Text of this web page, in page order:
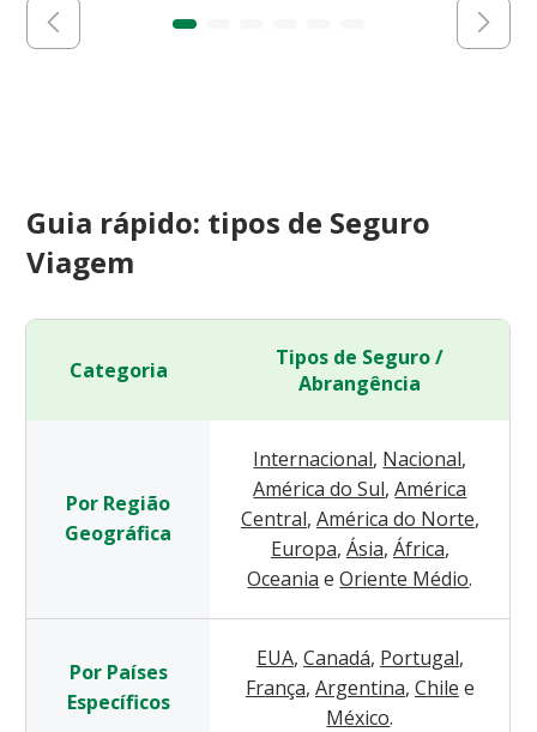
Guia rápido: tipos de Seguro
Viagem
Categoria
Tipos de Seguro /
Abrangência
Por Região
Geográfica
Internacional, Nacional,
América do Sul, América
Central, América do Norte,
Europa, Ásia, África,
Oceania e Oriente Médio.
Por Países
Específicos
EUA, Canadá, Portugal,
França, Argentina, Chile e
México.